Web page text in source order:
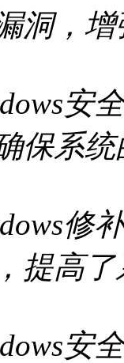
洞，
安
保系
修
提高
安